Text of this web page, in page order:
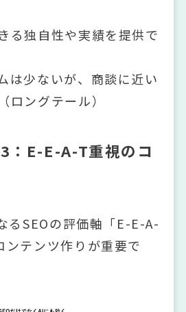
る独自性や実績を提供で
は少ないが、商談に近い
ロングテール）
：E-E-A-T重視のコ
るSEOの評価軸「E-E-A-
ンテンツ作りが重要で